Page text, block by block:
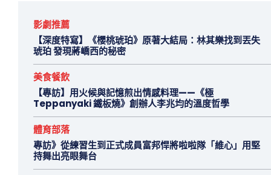
影劇推薦
【深度特寫】《櫻桃琥珀》原著大結局：林其樂找到丟失
琥珀 發現蔣嶠西的秘密
美食餐飲
【專訪】用火候與記憶煎出情感料理——《極
Teppanyaki 鐵板燒》創辦人李兆均的溫度哲學
體育部落
專訪》從練習生到正式成員富邦悍將啦啦隊「維心」用堅
持舞出亮眼舞台